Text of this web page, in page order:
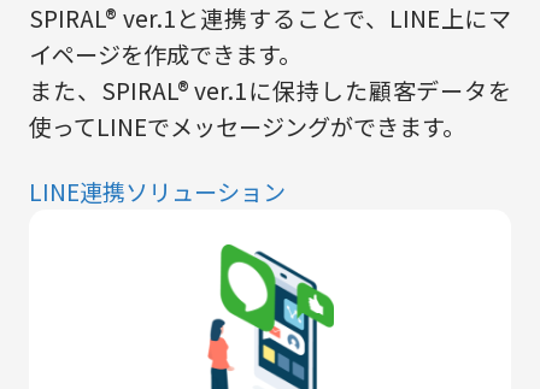
SPIRAL® ver.1と連携することで、LINE上にマ
イページを作成できます。
また、SPIRAL® ver.1に保持した顧客データを
使ってLINEでメッセージングができます。
LINE連携ソリューション